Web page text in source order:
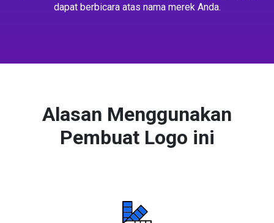
dapat berbicara atas nama merek Anda.
Alasan Menggunakan
Pembuat Logo ini